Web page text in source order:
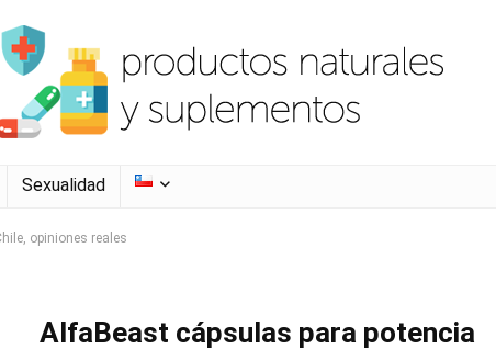
Sexualidad
opiniones reales
AlfaBeast cápsulas para potencia